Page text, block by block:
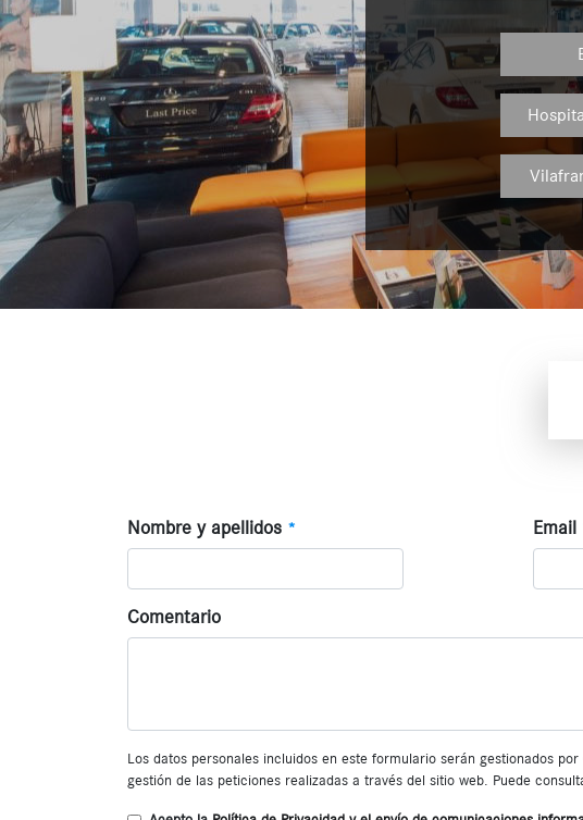
Nombre y apellidos * Email
Comentario
Los datos personales incluidos en este formulario serán gestionados por
gestión de las peticiones realizadas a través del sitio web. Puede